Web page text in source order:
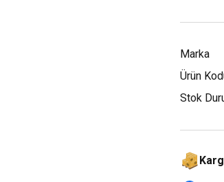
Marka
Ürün
Stok